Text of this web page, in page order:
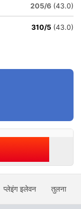
205/6 (43.0)
310/5 (43.0)
प्लेइंग इलेवन तुलना